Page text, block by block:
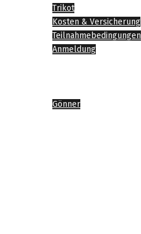
Trikot
Kosten & Versicherung
Teilnahmebedingungen
Anmeldung
Gönner